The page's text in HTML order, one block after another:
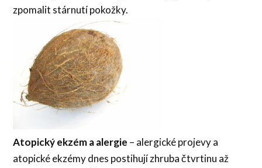
zpomalit stárnutí pokožky.
Atopický ekzém a alergie – alergické projevy a
atopické ekzémy dnes postihují zhruba čtvrtinu až